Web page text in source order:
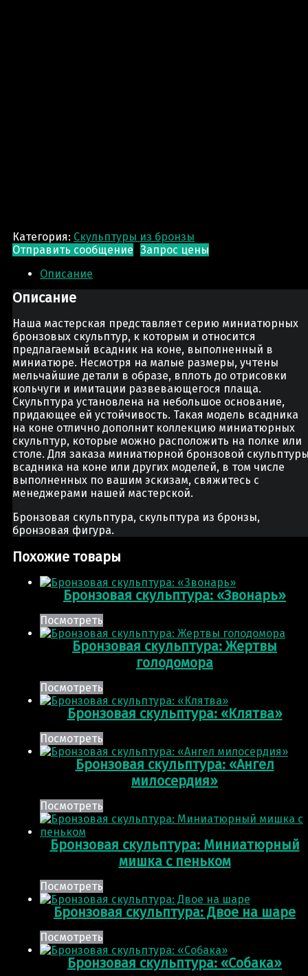
Категория: Скульптуры из бронзы
Отправить сообщение Запрос цены
Описание
Описание
Наша мастерская представляет серию миниатюрных
бронзовых скульптур, к которым и относится
предлагаемый всадник на коне, выполненный в
миниатюре. Несмотря на малые размеры, учтены
мельчайшие детали в образе, вплоть до отрисовки
кольчуги и имитации развевающегося плаща.
Скульптура установлена на небольшое основание,
придающее ей устойчивость. Такая модель всадника
на коне отлично дополнит коллекцию миниатюрных
скульптур, которые можно расположить на полке или
столе. Для заказа миниатюрной бронзовой
всадника на коне или других моделей, в том числе
выполненных по вашим эскизам, свяжитесь с
менеджерами нашей мастерской.
Бронзовая скульптура, скульптура из бронзы,
бронзовая фигура.
Похожие товары
Бронзовая скульптура: «Звонарь»
Посмотреть
Бронзовая скульптура: Жертвы
голодомора
Посмотреть
Бронзовая скульптура: «Клятва»
Посмотреть
Бронзовая скульптура: «Ангел
милосердия»
Посмотреть
Бронзовая скульптура: Миниатюрный
мишка с пеньком
Посмотреть
Бронзовая скульптура: Двое на шаре
Посмотреть
Бронзовая скульптура: «Собака»